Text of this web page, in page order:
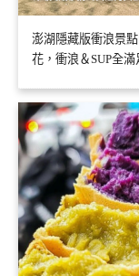
澎湖隱藏版衝浪景
花，衝浪＆SUP全